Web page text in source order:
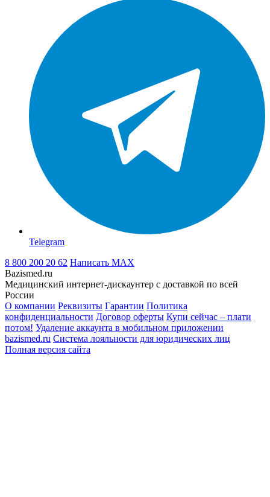
Telegram
8 800 200 20 62 Написать MAX
Bazismed.ru
Медицинский интернет-дискаунтер с доставкой по всей
России
О компании Реквизиты Гарантии Политика
конфиденциальности Договор оферты Купи сейчас – плати
потом! Удаление аккаунта в мобильном приложении
bazismed.ru Система лояльности для юридических лиц
Полная версия сайта